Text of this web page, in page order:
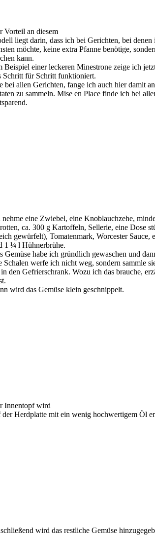
Vorteil an diesem
liegt darin, dass ich bei Gerichten, bei denen
möchte, keine extra Pfanne benötige,
kann.
Beispiel einer leckeren Minestrone zeige ich
Schritt für Schritt funktioniert.
bei allen Gerichten, fange ich auch hier damit
zu sammeln. Mise en Place finde ich bei
nehme eine Zwiebel, eine Knoblauchzehe,
ca. 300 g Kartoffeln, Sellerie, eine Dose
gewürfelt), Tomatenmark, Worcester Sauce,
1 ¼ l Hühnerbrühe.
Gemüse habe ich gründlich gewaschen und
Schalen werfe ich nicht weg, sondern sammle
in den Gefrierschrank. Wozu ich das brauche,
wird das Gemüse klein geschnippelt.
Innentopf wird
der Herdplatte mit ein wenig hochwertigem Öl
wird das restliche Gemüse